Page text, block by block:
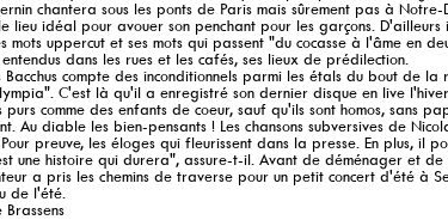
chantera sous les ponts de Paris mais sûrement pas à
lieu idéal pour avouer son penchant pour les garçons.
mots uppercut et ses mots qui passent "du cocasse à l'âme en
dans les rues et les cafés, ses lieux de prédilection.
Bacchus compte des inconditionnels parmi les étals du bout de
C'est là qu'il a enregistré son dernier disque en live
purs comme des enfants de coeur, sauf qu'ils sont homos, sans
Au diable les bien-pensants ! Les chansons subversives de
preuve, les éloges qui fleurissent dans la presse. En plus, il
une histoire qui durera", assure-t-il. Avant de déménager et
a pris les chemins de traverse pour un petit concert d'été à
de l'été.
Brassens